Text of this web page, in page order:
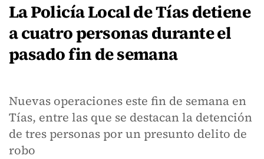
La Policía Local de Tías detiene
a cuatro personas durante el
pasado fin de semana
Nuevas operaciones este fin de semana en
Tías, entre las que se destacan la detención
de tres personas por un presunto delito de
robo